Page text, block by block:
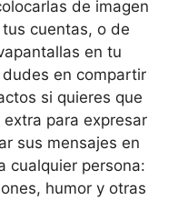
de imagen
cuentas, o de
en tu
en compartir
si quieres que
para expresar
sus mensajes en
cualquier persona:
humor y otras